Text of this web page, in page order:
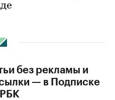
без рекламы и
— в Подписке